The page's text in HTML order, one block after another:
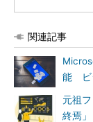
関連記事
能 ビ
元祖
終焉」